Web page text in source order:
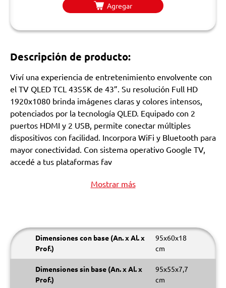
Agregar
Descripción de producto:
Viví una experiencia de entretenimiento envolvente con
el TV QLED TCL 43S5K de 43”. Su resolución Full HD
1920x1080 brinda imágenes claras y colores intensos,
potenciados por la tecnología QLED. Equipado con 2
puertos HDMI y 2 USB, permite conectar múltiples
dispositivos con facilidad. Incorpora WiFi y Bluetooth para
mayor conectividad. Con sistema operativo Google TV,
accedé a tus plataformas fav
Mostrar más
Dimensiones con base (An. x Al. x
Prof.)
95x60x18
cm
Dimensiones sin base (An. x Al. x
Prof.)
95x55x7,7
cm